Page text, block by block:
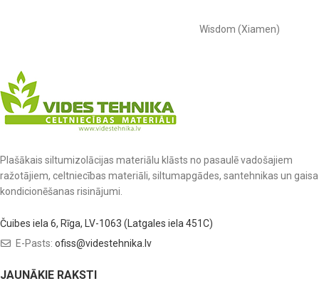
Wisdom (Xiamen)
Plašākais siltumizolācijas materiālu klāsts no pasaulē vadošajiem
ražotājiem, celtniecības materiāli, siltumapgādes, santehnikas un gaisa
kondicionēšanas risinājumi.
Čuibes iela 6, Rīga, LV-1063 (Latgales iela 451C)
E-Pasts: ofiss@videstehnika.lv
JAUNĀKIE RAKSTI